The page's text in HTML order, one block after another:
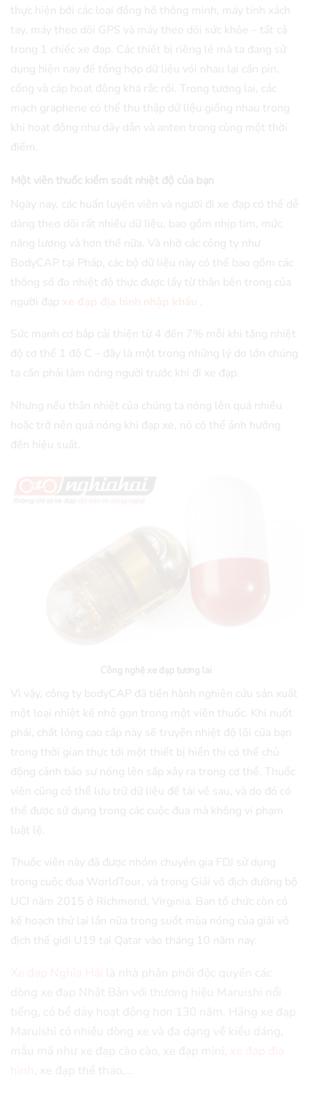
thực hiện bởi các loại đồng hồ thông minh, máy tính xách
tay, máy theo dõi GPS và máy theo dõi sức khỏe – tất cả
trong 1 chiếc xe đạp. Các thiết bị riêng lẻ mà ta đang sử
dụng hiện nay để tổng hợp dữ liệu vói nhau lại cần pin,
cổng và cáp hoạt động khá rắc rối. Trong tương lai, các
mạch graphene có thể thu thập dữ liệu giống nhau trong
khi hoạt động như dây dẫn và anten trong cùng một thời
điểm.
Một viên thuốc kiểm soát nhiệt độ của bạn
Ngày nay, các huấn luyện viên và người đi xe đạp có thể dễ
dàng theo dõi rất nhiều dữ liệu, bao gồm nhịp tim, mức
năng lượng và hơn thế nữa. Và nhờ các công ty như
BodyCAP tại Pháp, các bộ dữ liệu này có thể bao gồm các
thông số đo nhiệt độ thực được lấy từ thân bên trong của
người đạp
.
Sức mạnh cơ bắp cải thiện từ 4 đến 7% mỗi khi tăng nhiệt
độ cơ thể 1 độ C – đây là một trong những lý do lớn chúng
ta cần phải làm nóng người trước khi đi xe đạp.
Nhưng nếu thân nhiệt của chúng ta nóng lên quá nhiều
hoặc trở nên quá nóng khi đạp xe, nó có thể ảnh hưởng
đến hiệu suất.
Công nghệ xe đạp tương lai
Vì vậy, công ty bodyCAP đã tiến hành nghiên cứu sản xuất
một loại nhiệt kế nhỏ gọn trong một viên thuốc. Khi nuốt
phải, chất lỏng cao cấp này sẽ truyền nhiệt độ lõi của bạn
trong thời gian thực tới một thiết bị hiển thị có thể chủ
động cảnh báo sự nóng lên sắp xảy ra trong cơ thể. Thuốc
viên cũng có thể lưu trữ dữ liệu để tải về sau, và do đó có
thể được sử dụng trong các cuộc đua mà không vi phạm
luật lệ.
Thuốc viên này đã được nhóm chuyên gia FDJ sử dụng
trong cuộc đua WorldTour, và trong Giải vô địch đường bộ
UCI năm 2015 ở Richmond, Virginia. Ban tổ chức còn có
kế hoạch thử lại lần nữa trong suốt mùa nóng của giải vô
địch thế giới U19 tại Qatar vào tháng 10 năm nay.